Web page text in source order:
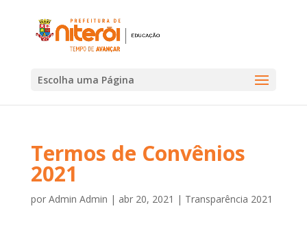
Escolha uma Página
Termos de Convênios
2021
por Admin Admin | abr 20, 2021 | Transparência 2021